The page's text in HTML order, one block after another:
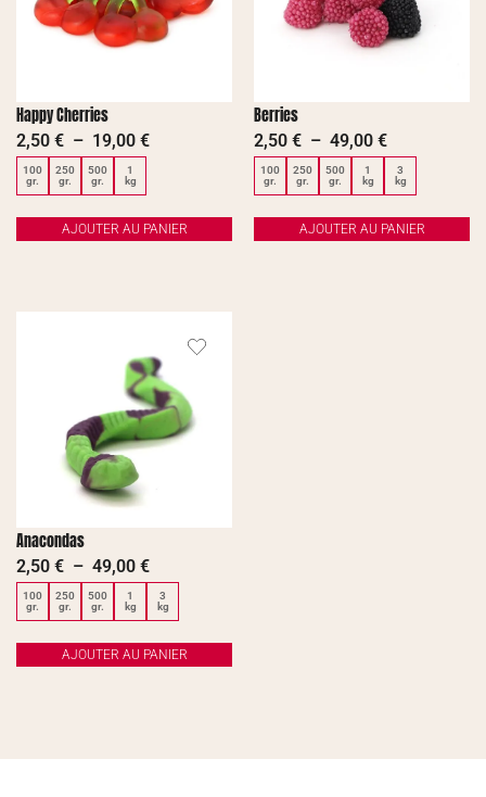
Happy Cherries
2,50 € – 19,00 €
100
gr.
250
gr.
500
gr.
1
kg
AJOUTER AU PANIER
Berries
2,50 € – 49,00 €
100
gr.
250
gr.
500
gr.
1
kg
3
kg
AJOUTER AU PANIER
Anacondas
2,50 € – 49,00 €
100
gr.
250
gr.
500
gr.
1
kg
3
kg
AJOUTER AU PANIER